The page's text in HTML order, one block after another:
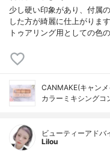
少し硬い印象があり、付属
した方が綺麗に仕上がりま
トゥアリング用としての色
CANMAKE(キャンメ
カラーミキシングコ
ビューティーアド
Lilou